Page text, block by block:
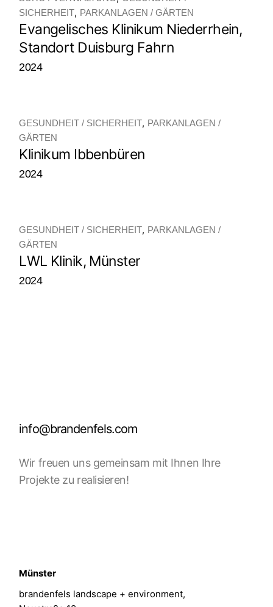
SICHERHEIT PARKANLAGEN / GÄRTEN
Evangelisches Klinikum Niederrhein,
Standort Duisburg Fahrn
2024
GESUNDHEIT / SICHERHEIT PARKANLAGEN /
GÄRTEN
Klinikum Ibbenbüren
2024
GESUNDHEIT / SICHERHEIT PARKANLAGEN /
GÄRTEN
LWL Klinik, Münster
2024
info@brandenfels.com
Wir freuen uns gemeinsam mit Ihnen Ihre
Projekte zu realisieren!
Münster
brandenfels landscape + environment,